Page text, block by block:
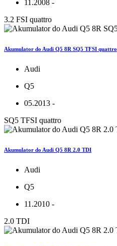
11.2008 -
3.2 FSI quattro
Akumulator do Audi Q5 8R SQ5 TFSI quattro
Audi
Q5
05.2013 -
SQ5 TFSI quattro
Akumulator do Audi Q5 8R 2.0 TDI
Audi
Q5
11.2010 -
2.0 TDI